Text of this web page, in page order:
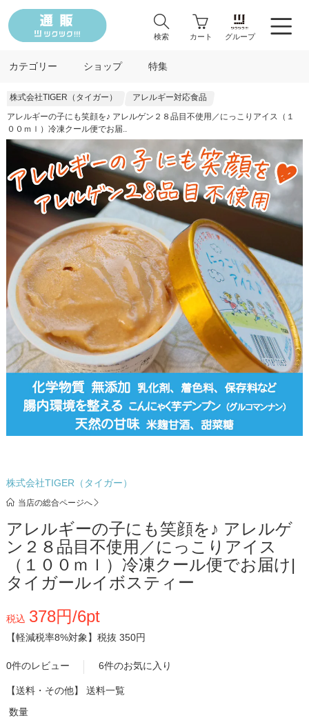
検索 カート グループ
カテゴリー ショップ 特集
株式会社TIGER（タイガー）
アレルギー対応食品
アレルギーの子にも笑顔を♪ アレルゲン２８品目不使用／にっこりアイス（１
００ｍｌ）冷凍クール便でお届..
株式会社TIGER（タイガー）
当店の総合ページへ
アレルギーの子にも笑顔を♪ アレルゲ
ン２８品目不使用／にっこりアイス
（１００ｍｌ）冷凍クール便でお届け|
タイガールイボスティー
税込 378円/6pt
【軽減税率8%対象】 税抜 350円
0件のレビュー 6件のお気に入り
【送料・その他】 送料一覧
数量